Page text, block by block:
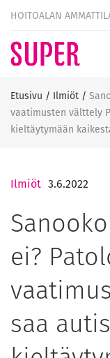
HOITOALAN
Etusivu / Ilmiöt /
vaatimusten välttely
kieltäytymään
Ilmiöt 3.6.2022
ei?
saa